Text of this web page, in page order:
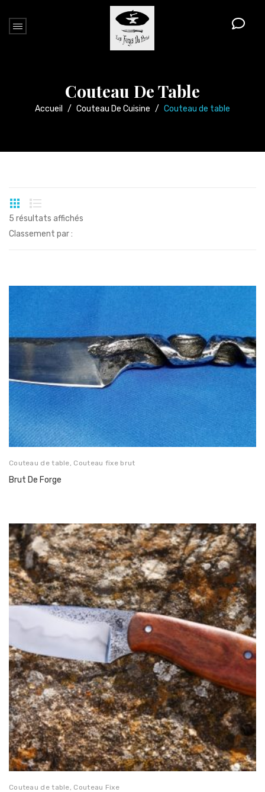
Couteau De Table
Accueil / Couteau De Cuisine / Couteau de table
5 résultats affichés
Classement par :
Couteau de table Couteau fixe brut
Brut De Forge
Couteau de table Couteau Fixe